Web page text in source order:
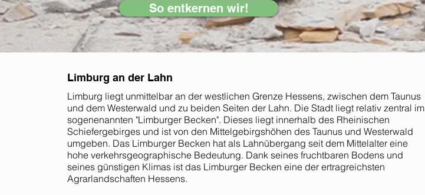
So entkernen wir!
Limburg an der Lahn
Limburg liegt unmittelbar an der westlichen Grenze Hessens, zwischen dem Taunus
und dem Westerwald und zu beiden Seiten der Lahn. Die Stadt liegt relativ zentral im
sogenenannten "Limburger Becken". Dieses liegt innerhalb des Rheinischen
Schiefergebirges und ist von den Mittelgebirgshöhen des Taunus und Westerwald
umgeben. Das Limburger Becken hat als Lahnübergang seit dem Mittelalter eine
hohe verkehrsgeographische Bedeutung. Dank seines fruchtbaren Bodens und
seines günstigen Klimas ist das Limburger Becken eine der ertragreichsten
Agrarlandschaften Hessens.